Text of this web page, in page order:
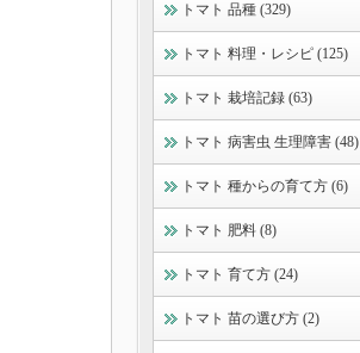
トマト 品種 (329)
トマト 料理・レシピ (125)
トマト 栽培記録 (63)
トマト 病害虫 生理障害 (48)
トマト 種からの育て方 (6)
トマト 肥料 (8)
トマト 育て方 (24)
トマト 苗の選び方 (2)